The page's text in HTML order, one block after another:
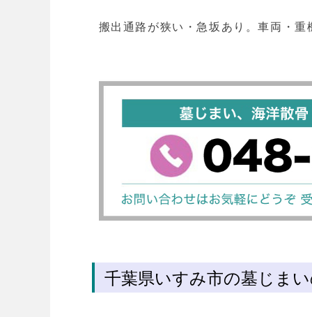
搬出通路が狭い・急坂あり。車両・重
千葉県いすみ市の墓じま